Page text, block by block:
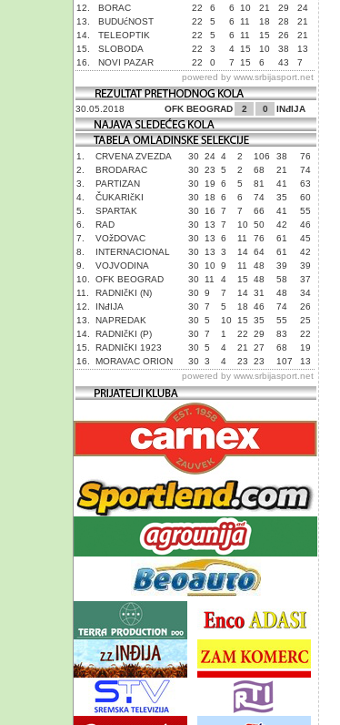
12.
BORAC 22 6 6 10 21 29
24
13.
BUDUćNOST 22 5 6 11 18 28
21
14.
TELEOPTIK 22 5 6 11 15 26
21
15.
SLOBODA 22 3 4 15 10 38
13
16.
NOVI PAZAR 22 0 7 15 6 43
7
powered by www.srbijasport.net
30.05.2018 OFK BEOGRAD 2 0 INđIJA
1. CRVENA ZVEZDA 30 24 4 2 106 38
76
2.
BRODARAC 30 23 5 2 68 21
74
3.
PARTIZAN 30 19 6 5 81 41
63
4.
ČUKARIčKI 30 18 6 6 74 35
60
5.
SPARTAK 30 16 7 7 66 41
55
6.
RAD 30 13 7 10 50 42
46
7.
VOžDOVAC 30 13 6 11 76 61
45
8.
INTERNACIONAL 30 13 3 14 64 61
42
9.
VOJVODINA 30 10 9 11 48 39
39
10.
OFK BEOGRAD 30 11 4 15 48 58
37
11.
RADNIčKI (N) 30 9 7 14 31 48
34
12.
INđIJA 30 7 5 18 46 74
26
13.
NAPREDAK 30 5 10 15 35 55
25
14.
RADNIčKI (P) 30 7 1 22 29 83
22
15.
RADNIčKI 1923 30 5 4 21 27 68
19
16.
MORAVAC ORION 30 3 4 23 23 107
13
powered by www.srbijasport.net